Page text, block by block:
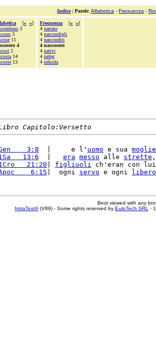
Indice| Parole: Alfabetica - Frequenza -
[« »]
3
3
11
4
2
14
13
Frequenza [« »]
4 narrato
4 nascondigli
4 nasconditi
4 nascosero
4 nativi
4 nefeg
4 nekoda
Capitolo:Versetto
3:8
  |     e l'
uomo e sua moglie
13:6 era messo alle strette
21:20 figliuoli ch'eran con
6:15 |  ogni servo e ogni libero
Best viewed with any
IntraText®(V89) - Some rights reserved by EuloTech SRL -